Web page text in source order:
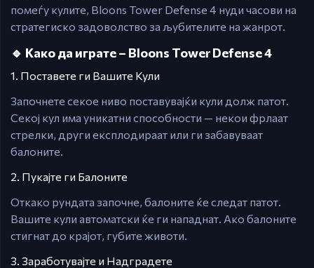
помеѓу кулите, Bloons Tower Defense 4 нуди часови на
стратегиско задоволство за љубителите на жанрот.
🔹 Како да играте – Bloons Tower Defense 4
1. Поставете ги Вашите Кули
Започнете секое ниво поставувајќи кули долж патот.
Секој кул има уникатни способности — некои фрлаат
стрелки, други експлодираат или ги забавуваат
балоните.
2. Пукајте ги Балоните
Откако рундата започне, балоните ќе следат патот.
Вашите кули автоматски ќе ги нападнат. Ако балоните
стигнат до крајот, губите животи.
3. Заработувајте и Надградете